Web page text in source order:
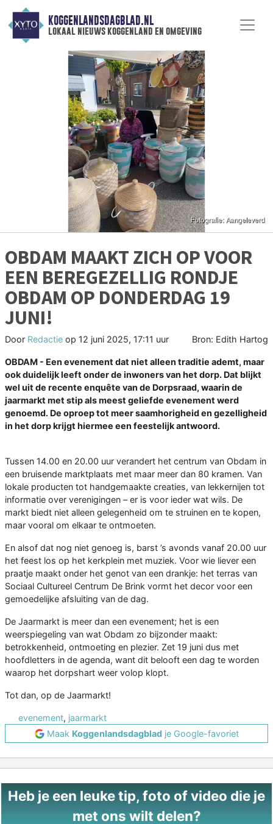
KOGGENLANDSDAGBLAD.NL
lokaal nieuws koggenland en omgeving
OBDAM MAAKT ZICH OP VOOR
EEN BEREGEZELLIG RONDJE
OBDAM OP DONDERDAG 19
JUNI!
Door Redactie op 12 juni 2025, 17:11 uur Bron: Edith Hartog
OBDAM - Een evenement dat niet alleen traditie ademt, maar
ook duidelijk leeft onder de inwoners van het dorp. Dat blijkt
wel uit de recente enquête van de Dorpsraad, waarin de
jaarmarkt met stip als meest geliefde evenement werd
genoemd. De oproep tot meer saamhorigheid en gezelligheid
in het dorp krijgt hiermee een feestelijk antwoord.
Tussen 14.00 en 20.00 uur verandert het centrum van Obdam in
een bruisende marktplaats met maar meer dan 80 kramen. Van
lokale producten tot handgemaakte creaties, van lekkernijen tot
informatie over verenigingen – er is voor ieder wat wils. De
markt biedt niet alleen gelegenheid om te struinen en te kopen,
maar vooral om elkaar te ontmoeten.
En alsof dat nog niet genoeg is, barst ’s avonds vanaf 20.00 uur
het feest los op het kerkplein met muziek. Voor wie liever een
praatje maakt onder het genot van een drankje: het terras van
Sociaal Cultureel Centrum De Brink vormt het decor voor een
gemoedelijke afsluiting van de dag.
De Jaarmarkt is meer dan een evenement; het is een
weerspiegeling van wat Obdam zo bijzonder maakt:
betrokkenheid, ontmoeting en plezier. Zet 19 juni dus met
hoofdletters in de agenda, want dit belooft een dag te worden
waarop het dorpshart weer volop klopt.
Tot dan, op de Jaarmarkt!
evenement, jaarmarkt
Maak Koggenlandsdagbladje Google-favoriet
Heb je een leuke tip, foto of video die je
met ons wilt delen?